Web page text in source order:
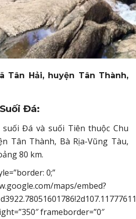
Tân Hải, huyện Tân Thành,
Đá:
Đá và suối Tiên thuộc Chu
Tân Thành, Bà Rịa-Vũng Tàu,
80 km.
0;”
maps/embed?
frameborder=”0″